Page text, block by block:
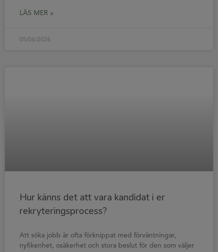
LÄS MER »
05/06/2026
Hur känns det att vara kandidat i er
rekryteringsprocess?
Att söka jobb är ofta förknippat med förväntningar,
nyfikenhet, osäkerhet och stora beslut för den som väljer